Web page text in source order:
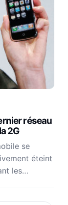
réseau
2G
se
éteint
les…